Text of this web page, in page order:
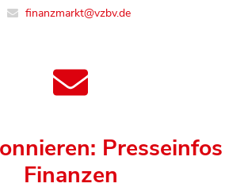
finanzmarkt@vzbv.de
Presseinfos
Finanzen